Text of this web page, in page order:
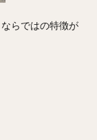
らではの特徴が